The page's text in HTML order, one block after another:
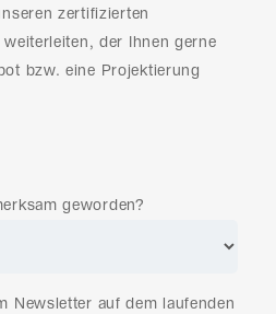
zertifizierten
der Ihnen gerne
bzw. eine Projektierung
geworden?
Newsletter auf dem laufenden